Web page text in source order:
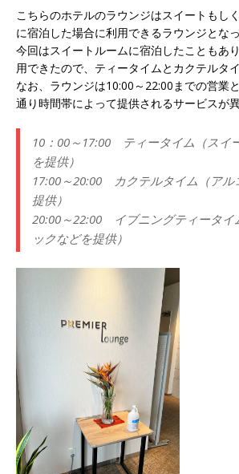
こちらのホテルのラウンジはスイートもし
に宿泊した場合に利用できるラウンジとなっ
今回はスイートルームに宿泊したこともあ
用できたので、ティータイムとカクテルタ
なお、ラウンジは10:00～22:00までの営業
通り時間帯によって提供されるサービスが
10：00～17:00 ティータイム（スイ
を提供）
17:00～20:00 カクテルタイム（アル
提供）
20:00～22:00 イブニングティータイ
ックなどを提供）